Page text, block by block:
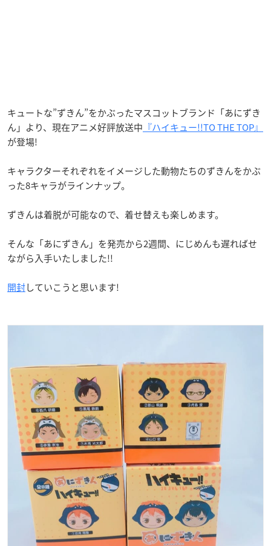
キュートな”ずきん”をかぶったマスコットブランド「あにずき
ん」より、現在アニメ好評放送中 『ハイキュー!!TO THE TOP』
が登場!
キャラクターそれぞれをイメージした動物たちのずきんをかぶ
った8キャラがラインナップ。
ずきんは着脱が可能なので、着せ替えも楽しめます。
そんな「あにずきん」を発売から2週間、にじめんも遅ればせ
ながら入手いたしました!!
開封していこうと思います!